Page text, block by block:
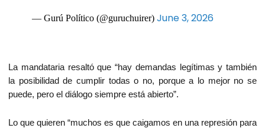
— Gurú Político (@guruchuirer) June 3, 2026
La mandataria resaltó que “hay demandas legítimas y también
la posibilidad de cumplir todas o no, porque a lo mejor no se
puede, pero el diálogo siempre está abierto”.
Lo que quieren “muchos es que caigamos en una represión para